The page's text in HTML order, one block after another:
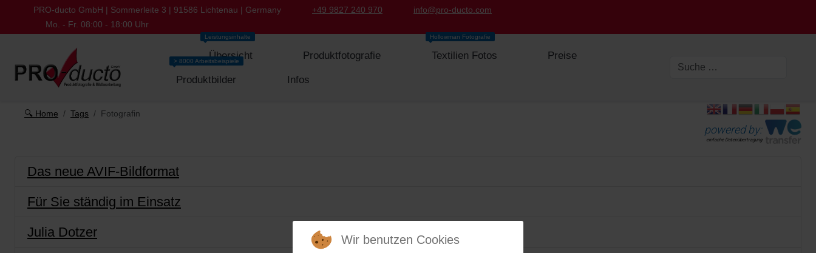
PRO-ducto GmbH | Sommerleite 3 | 91586 Lichtenau | Germany +49 9827 240 970
info@pro-ducto.com
Mo. - Fr. 08:00 - 18:00 Uhr
Übersicht
Leistungsinhalte
Produktfotografie Textilien Fotos
Hollowman Fotografie
Preise
Produktbilder
> 8000 Arbeitsbeispiele
Infos
🔍 Home Tags Fotografin
powered by:
einfache Datenübertragung
Das neue AVIF-Bildformat
Für Sie ständig im Einsatz
Julia Dotzer
Wir benutzen Cookies